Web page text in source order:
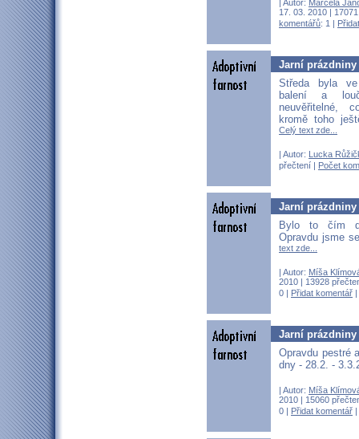
| Autor: Marcela
17. 03. 2010 |
komentářů: 1 |
Jarní prázdniny
Středa byla
balení a
neuvěřitelné,
kromě toho
Celý text zde...
| Autor: Lucka
přečtení | Počet
Jarní prázdniny
Bylo to čím
Opravdu jsme
text zde...
| Autor: Míša
2010 | 13928
0 |
Přidat komentář
Jarní prázdniny
Opravdu pestré
dny - 28.2. -
| Autor: Míša
2010 | 15060
0 |
Přidat komentář